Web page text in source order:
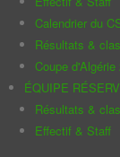
Calendrier du
Résultats &
Coupe d'Algérie
ÉQUIPE
Résultats &
Effectif & Staff